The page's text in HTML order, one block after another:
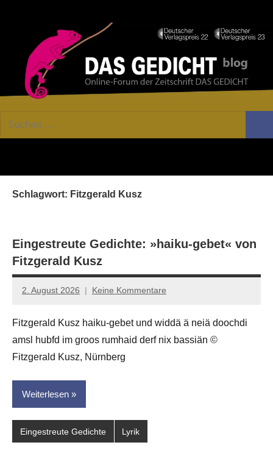
GEDICHT
Forum
von
und
Kritik
Suchen
Schlagwort: Fitzgerald Kusz
Eingestreute Gedichte: »haiku-gebet« von
Fitzgerald Kusz
2. August 2026
Jan-
Hornauer
für
dasgedichtblog
Keine Kommentare
Fitzgerald Kusz haiku-gebet und widdä ä neiä doochdi
amsl hubfd im groos rumhaid derf nix bassiän ©
Fitzgerald Kusz, Nürnberg
Weiterlesen
Eingestreute Gedichte Lyrik